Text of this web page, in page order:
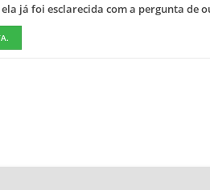
já foi esclarecida com a pergunta de